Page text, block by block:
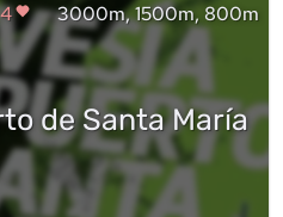
4 3000m, 1500m, 800m
de Santa María